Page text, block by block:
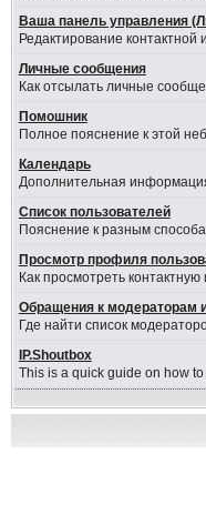
Ваша панель управления
Редактирование
Личные сообщения
Как отсылать личные
Помошник
Полное пояснение к этой
Календарь
Дополнительная
Список пользователей
Пояснение к разным
Просмотр профиля
Как просмотреть
Обращения к модераторам
Где найти список
IP.Shoutbox
This is a quick guide on how